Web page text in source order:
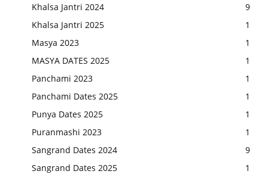
Khalsa Jantri 2024
9
Khalsa Jantri 2025
1
Masya 2023
1
MASYA DATES 2025
1
Panchami 2023
1
Panchami Dates 2025
1
Punya Dates 2025
1
Puranmashi 2023
1
Sangrand Dates 2024
9
Sangrand Dates 2025
1